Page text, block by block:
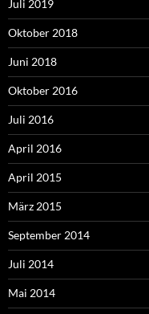
Juli 2019
Oktober 2018
Juni 2018
Oktober 2016
Juli 2016
April 2016
April 2015
März 2015
September 2014
Juli 2014
Mai 2014